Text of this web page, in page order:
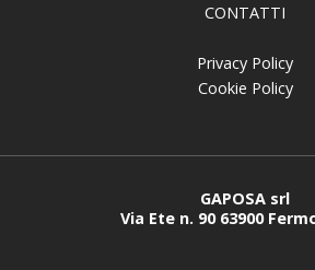
CONTATTI
Privacy Policy
Cookie Policy
GAPOSA srl
Via Ete n. 90 63900